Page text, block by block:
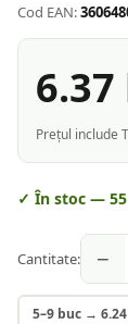
Cod EAN:
6.37
Prețul include
✓ În stoc — 55
Cantitate: −
5–9 buc→ 6.24